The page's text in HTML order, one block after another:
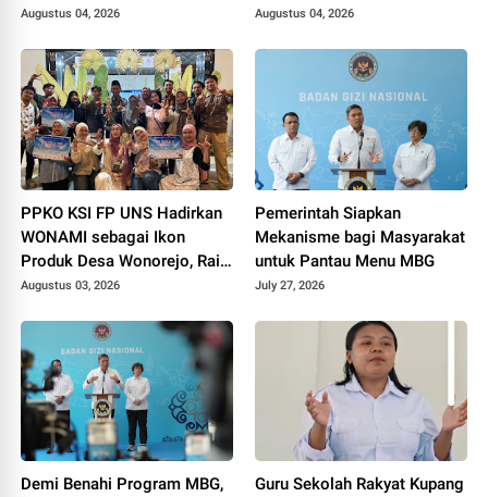
Augustus 04, 2026
MBG
Augustus 04, 2026
PPKO KSI FP UNS Hadirkan
WONAMI sebagai Ikon
Produk Desa Wonorejo, Raih
Tiga Penghargaan di
Augustus 03, 2026
Pemerintah Siapkan
Mekanisme bagi Masyarakat
untuk Pantau Menu MBG
July 27, 2026
Demi Benahi Program MBG,
Guru Sekolah Rakyat Kupang